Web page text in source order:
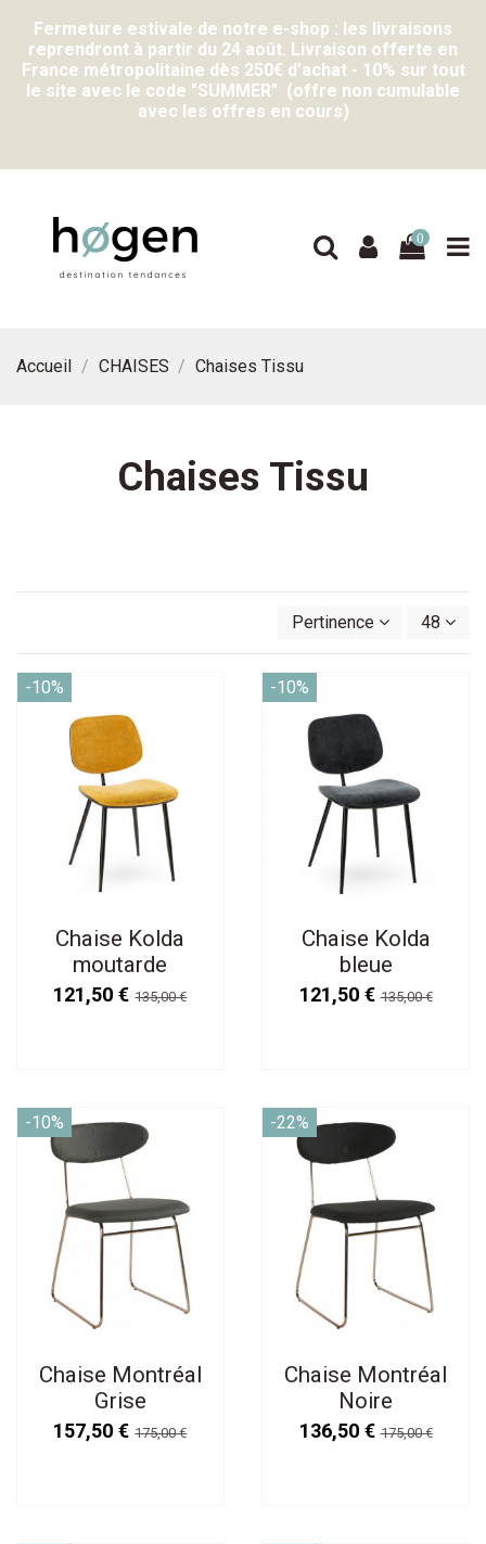
Fermeture estivale de notre e-shop : les livraisons
reprendront à partir du 24 août. Livraison offerte en
France métropolitaine dès 250€ d'achat - 10% sur tout
le site avec le code "SUMMER" (offre non cumulable
avec les offres en cours)
0
Accueil CHAISES Chaises Tissu
Chaises Tissu
Pertinence 48
-10%
Chaise Kolda
moutarde
121,50 €135,00 €
-10%
Chaise Kolda
bleue
121,50 €135,00 €
-10%
Chaise Montréal
Grise
157,50 €175,00 €
-22%
Chaise Montréal
Noire
136,50 €175,00 €